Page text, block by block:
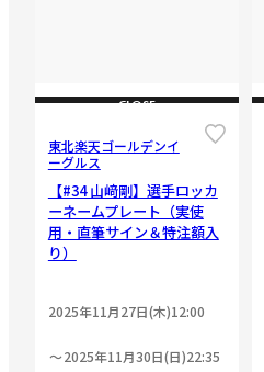
CLOSE
東北楽天ゴールデンイ
ーグルス
【#34 山﨑剛】選手ロッカ
ーネームプレート（実使
用・直筆サイン＆特注額入
り）
2025年11月27日(木)12:00
2025年11月30日(日)22:35